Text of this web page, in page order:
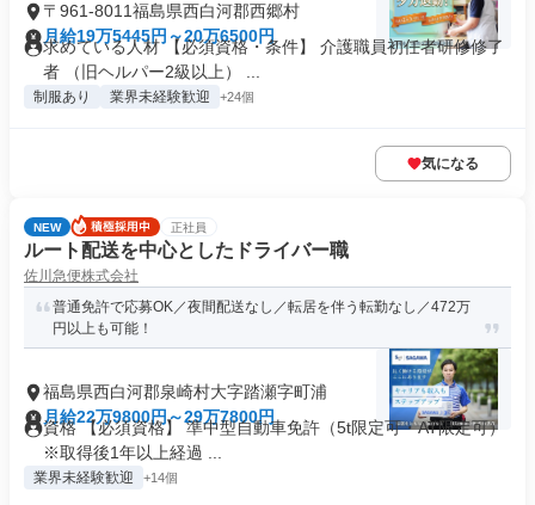
〒961-8011福島県西白河郡西郷村
月給19万5445円～20万6500円
求めている人材 【必須資格・条件】 介護職員初任者研修修了
者 （旧ヘルパー2級以上） ...
制服あり 業界未経験歓迎 +24個
気になる
NEW 正社員
ルート配送を中心としたドライバー職
佐川急便株式会社
普通免許で応募OK／夜間配送なし／転居を伴う転勤なし／472万
円以上も可能！
福島県西白河郡泉崎村大字踏瀬字町浦
月給22万9800円～29万7800円
資格 【必須資格】 準中型自動車免許（5t限定可・AT限定可）
※取得後1年以上経過 ...
業界未経験歓迎 +14個